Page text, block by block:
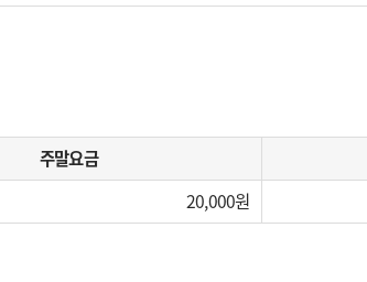
주말요금
20,000